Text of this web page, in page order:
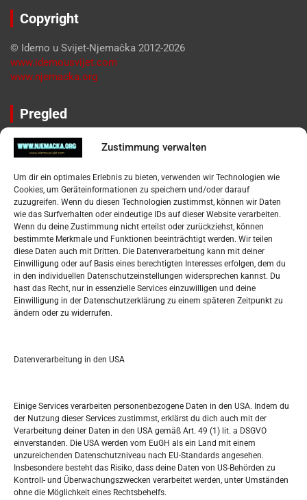
Zustimmung verwalten
Um dir ein optimales Erlebnis zu bieten, verwenden wir Technologien wie
Cookies, um Geräteinformationen zu speichern und/oder darauf
zuzugreifen. Wenn du diesen Technologien zustimmst, können wir Daten
wie das Surfverhalten oder eindeutige IDs auf dieser Website verarbeiten.
Wenn du deine Zustimmung nicht erteilst oder zurückziehst, können
bestimmte Merkmale und Funktionen beeinträchtigt werden. Wir teilen
diese Daten auch mit Dritten. Die Datenverarbeitung kann mit deiner
Einwilligung oder auf Basis eines berechtigten Interesses erfolgen, dem du
in den individuellen Datenschutzeinstellungen widersprechen kannst. Du
hast das Recht, nur in essenzielle Services einzuwilligen und deine
Einwilligung in der Datenschutzerklärung zu einem späteren Zeitpunkt zu
ändern oder zu widerrufen.
Datenverarbeitung in den USA
Einige Services verarbeiten personenbezogene Daten in den USA. Indem du
der Nutzung dieser Services zustimmst, erklärst du dich auch mit der
Verarbeitung deiner Daten in den USA gemäß Art. 49 (1) lit. a DSGVO
einverstanden. Die USA werden vom EuGH als ein Land mit einem
unzureichenden Datenschutzniveau nach EU-Standards angesehen.
Insbesondere besteht das Risiko, dass deine Daten von US-Behörden zu
Kontroll- und Überwachungszwecken verarbeitet werden, unter Umständen
ohne die Möglichkeit eines Rechtsbehelfs.
Copyright
© Idemo u Svijet-Njemačka 2012-2026
www.idemousvijet.com
www.njemacka.org
Pregled
Impressum
Datenschutzerklärung
Widerufsbelehrung
Oglašavanje / Postavite svoj oglas
Tko je “Idemo u Svijet – Njemačka?
Pretražite stranicu:
S
e
a
h
M D M D F S S
1
3 4 5 6 7 8
10 11 12 13 14 15 16